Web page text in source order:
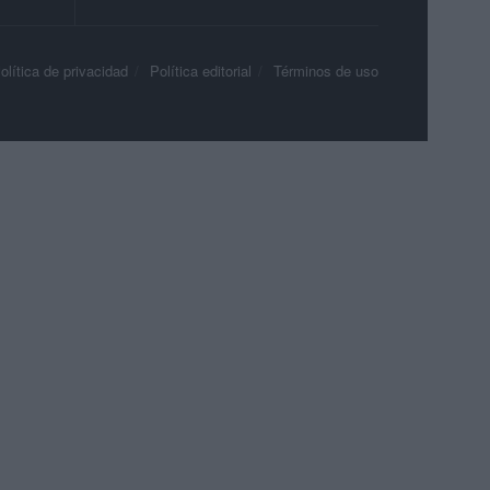
de privacidad Política editorial Términos de uso